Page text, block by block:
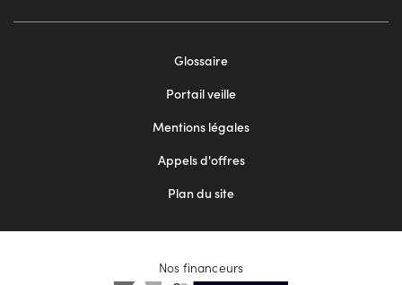
Glossaire
Portail veille
Mentions légales
Appels d'offres
Plan du site
Nos financeurs